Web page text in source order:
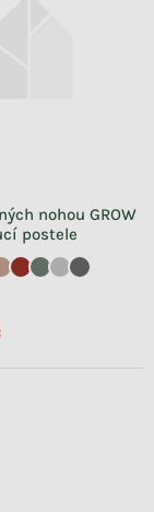
nohou GROW
postele